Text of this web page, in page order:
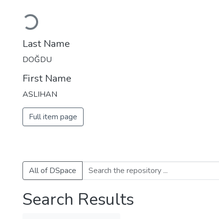
Loading...
Last Name
DOĞDU
First Name
ASLIHAN
Full item page
All of DSpace
Search Results